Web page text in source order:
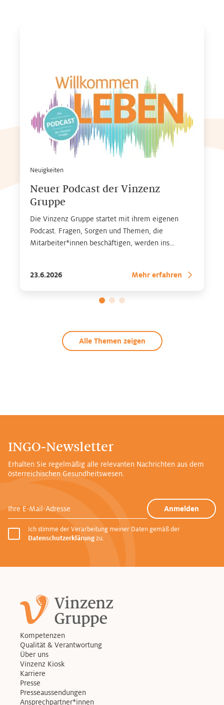
Neuigkeiten
Neuer Podcast der Vinzenz
Gruppe
Die Vinzenz Gruppe startet mit ihrem eigenen
Podcast. Fragen, Sorgen und Themen, die
Mitarbeiter*innen beschäftigen, werden ins
auf allen gängigen Streaming-Plattformen
23.6.2026 Mehr erfahren
Alle Themen zeigen
INGO-Newsletter
Erhalten Sie regelmäßig alle relevanten Nachrichten aus dem
österreichischen Gesundheitswesen.
Ihre E-Mail-Adresse
Anmelden
Ich stimme der Verarbeitung meiner Daten gemäß der
Datenschutzerklärung zu.
Kompetenzen
Qualität & Verantwortung
Über uns
Vinzenz Kiosk
Karriere
Presse
Presseaussendungen
Ansprechpartner*innen